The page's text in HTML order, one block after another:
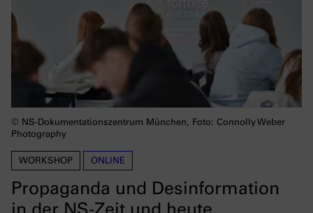
WORKSHOP ONLINE
Propaganda und Desinformation
in der NS-Zeit und heute
© NS-Dokumentationszentrum München, Foto: Connolly Weber
Photography